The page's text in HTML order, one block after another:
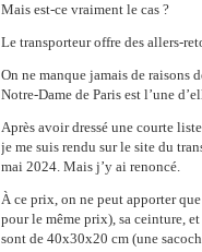
Mais est-ce vraiment le cas ?
Le transporteur offre des allers-
On ne manque jamais de raisons
Notre-Dame de Paris est l’une
Après avoir dressé une courte
je me suis rendu sur le site du
mai 2024. Mais j’y ai renoncé.
À ce prix, on ne peut apporter
pour le même prix), sa ceinture,
sont de 40x30x20 cm (une